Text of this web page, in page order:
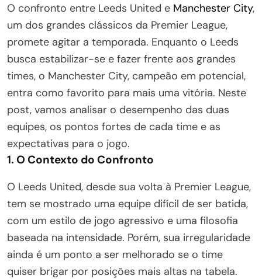
O confronto entre Leeds United e Manchester City,
um dos grandes clássicos da Premier League,
promete agitar a temporada. Enquanto o Leeds
busca estabilizar-se e fazer frente aos grandes
times, o Manchester City, campeão em potencial,
entra como favorito para mais uma vitória. Neste
post, vamos analisar o desempenho das duas
equipes, os pontos fortes de cada time e as
expectativas para o jogo.
1. O Contexto do Confronto
O Leeds United, desde sua volta à Premier League,
tem se mostrado uma equipe difícil de ser batida,
com um estilo de jogo agressivo e uma filosofia
baseada na intensidade. Porém, sua irregularidade
ainda é um ponto a ser melhorado se o time
quiser brigar por posições mais altas na tabela.